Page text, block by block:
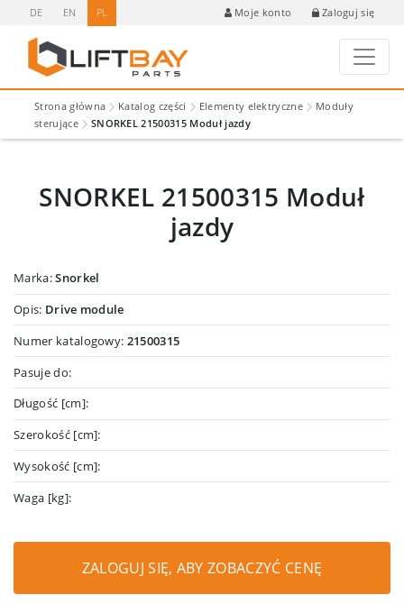
DE EN PL Moje konto Zaloguj się
Strona główna Katalog części Elementy elektryczne
Moduły
sterujące
SNORKEL 21500315 Moduł jazdy
SNORKEL 21500315 Moduł
jazdy
Marka:Snorkel
Opis: Drive module
Numer katalogowy: 21500315
Pasuje do:
Długość [cm]:
Szerokość [cm]:
Wysokość [cm]:
Waga [kg]:
ZALOGUJ SIĘ, ABY ZOBACZYĆ CENĘ